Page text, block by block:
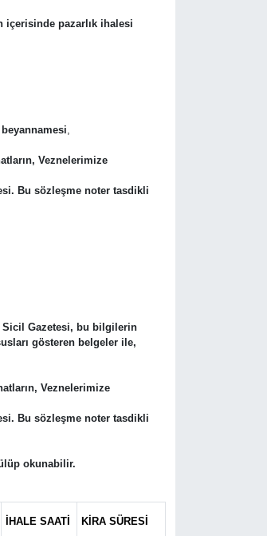
içerisinde pazarlık ihalesi
Veznelerimize
Bu sözleşme noter tasdikli
Gazetesi, bu bilgilerin
gösteren belgeler ile,
Veznelerimize
Bu sözleşme noter tasdikli
okunabilir.
İHALE SAATİ KİRA SÜRESİ